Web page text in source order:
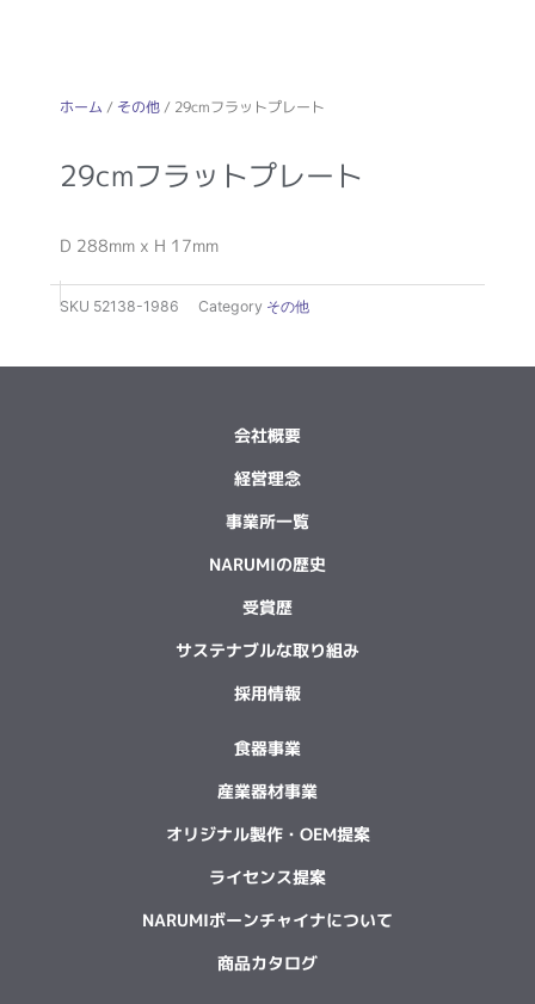
ホーム / その他/ 29cmフラットプレート
29cmフラットプレート
D 288mm x H 17mm
SKU 52138-1986 Category その他
会社概要
経営理念
事業所一覧
NARUMIの歴史
受賞歴
サステナブルな取り組み
採用情報
食器事業
産業器材事業
オリジナル製作・OEM提案
ライセンス提案
NARUMIボーンチャイナについて
商品カタログ